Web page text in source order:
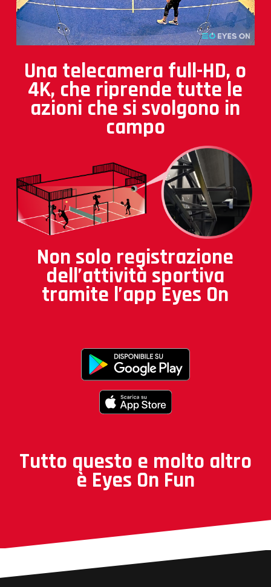
Una telecamera full-HD, o
4K, che riprende tutte le
azioni che si svolgono in
campo
Non solo registrazione
dell’attività sportiva
tramite l’app Eyes On
Tutto questo e molto altro
è Eyes On Fun